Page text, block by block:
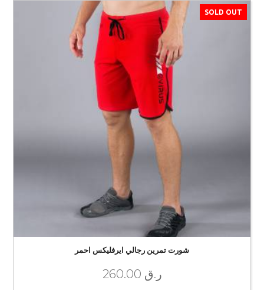
SOLD OUT
شورت تمرين رجالي ايرفليكس احمر
ر.ق